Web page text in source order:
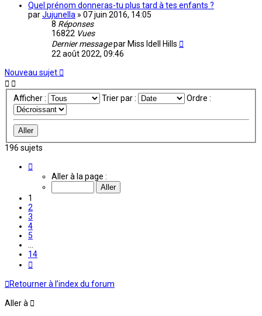
Quel prénom donneras-tu plus tard à tes enfants ?
parJujunella » 07 juin 2016, 14:05
8 Réponses
16822 Vues
Dernier messagepar Miss Idell Hills
22 août 2022, 09:46
Nouveau sujet
Afficher : Trier par : Ordre :
196 sujets
Aller à la page :
1
2
3
4
5
14
Retourner à l’index du forum
Aller à